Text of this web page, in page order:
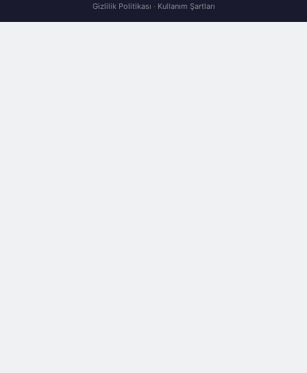
Gizlilik Politikası · Kullanım Şartları